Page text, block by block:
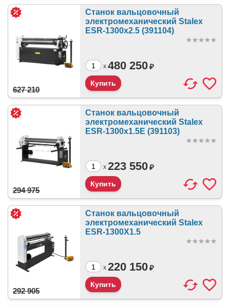
Станок вальцовочный
электромеханический Stalex
ESR-1300x2.5 (391104)
x
627 210
480 250₽
Станок вальцовочный
электромеханический Stalex
ESR-1300x1.5E (391103)
x
294 975
223 550₽
Станок вальцовочный
электромеханический Stalex
ESR-1300X1.5
x
292 905
220 150₽